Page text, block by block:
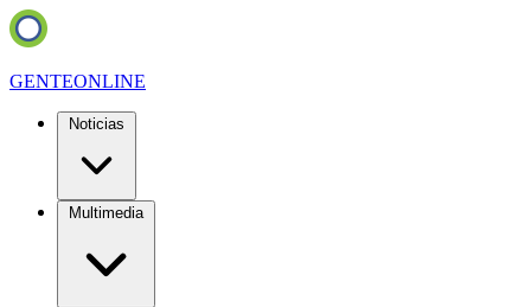
GENTEONLINE
Noticias
Multimedia